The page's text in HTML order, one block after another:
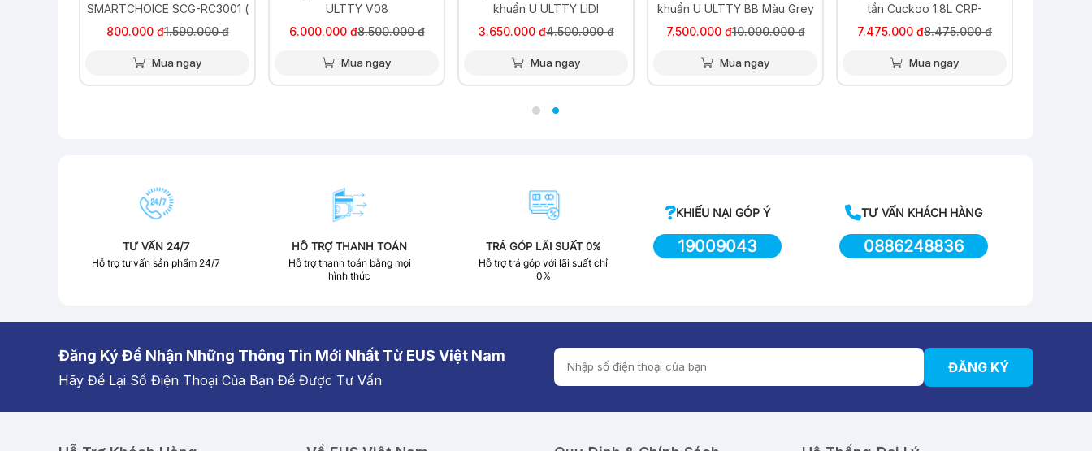
SMARTCHOICE SCG-RC3001 (
5 màu )
800.000 đ1.590.000 đ
Mua ngay
ULTTY V08
6.000.000 đ8.500.000 đ
Mua ngay
khuẩn U ULTTY LIDI
3.650.000 đ4.500.000 đ
Mua ngay
khuẩn U ULTTY BB Màu Grey
7.500.000 đ10.000.000 đ
Mua ngay
tần Cuckoo 1.8L CRP-
HUS1000F/BKRDVN
7.475.000 đ8.475.000 đ
Mua ngay
TƯ VẤN 24/7
Hỗ trợ tư vấn sản phẩm 24/7
HỖ TRỢ THANH TOÁN
Hỗ trợ thanh toán bằng mọi
hình thức
TRẢ GÓP LÃI SUẤT 0%
Hỗ trợ trả góp với lãi suất chỉ
0%
KHIẾU NẠI GÓP Ý
19009043
TƯ VẤN KHÁCH HÀNG
0886248836
Đăng Ký Để Nhận Những Thông Tin Mới Nhất Từ EUS Việt Nam
Hãy Để Lại Số Điện Thoại Của Bạn Để Được Tư Vấn
ĐĂNG KÝ